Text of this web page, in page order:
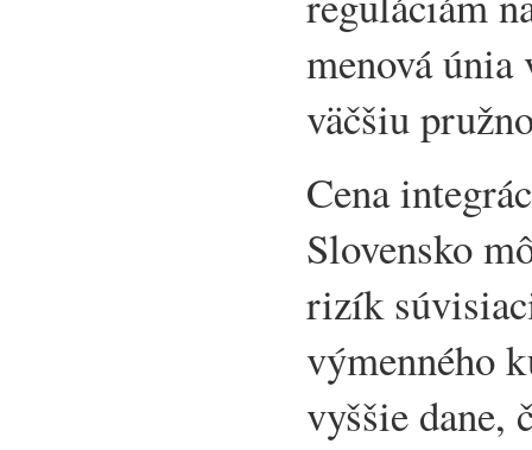
menová únia
väčšiu
Cena
Slovensko
rizík
výmenného
vyššie dane,